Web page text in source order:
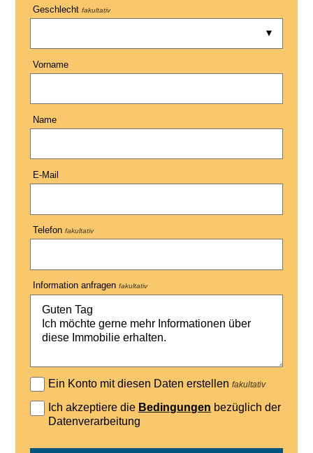
Geschlecht fakultativ
Vorname
Name
E-Mail
Telefon fakultativ
Information anfragen fakultativ
Ein Konto mit diesen Daten erstellenfakultativ
Ich akzeptiere die Bedingungen bezüglich der
Datenverarbeitung